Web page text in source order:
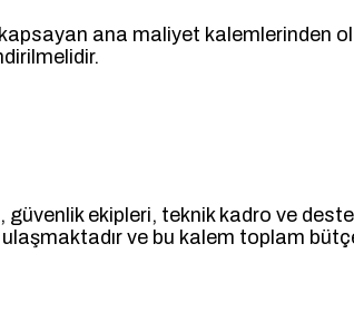
kapsayan ana maliyet
güvenlik ekipleri, teknik kadro ve
ve bu kalem toplam